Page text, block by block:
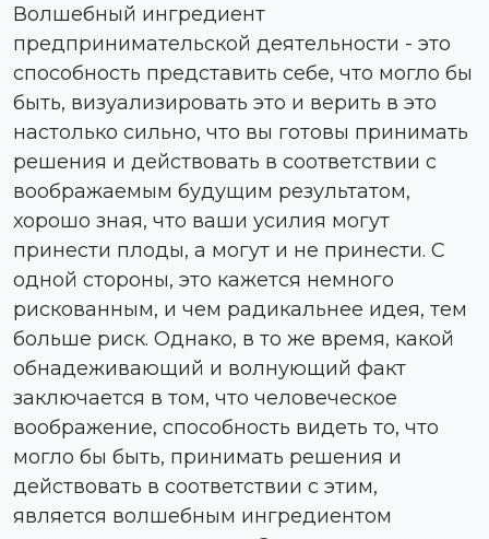
Волшебный ингредиент
предпринимательской деятельности - это
способность представить себе, что могло бы
быть, визуализировать это и верить в это
настолько сильно, что вы готовы принимать
решения и действовать в соответствии с
воображаемым будущим результатом,
хорошо зная, что ваши усилия могут
принести плоды, а могут и не принести. С
одной стороны, это кажется немного
рискованным, и чем радикальнее идея, тем
больше риск. Однако, в то же время, какой
обнадеживающий и волнующий факт
заключается в том, что человеческое
воображение, способность видеть то, что
могло бы быть, принимать решения и
действовать в соответствии с этим,
является волшебным ингредиентом